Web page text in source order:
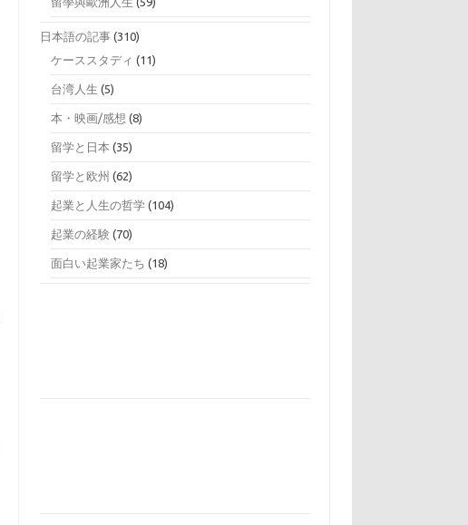
日本語の記事 (310)
ケーススタディ (11)
台湾人生 (5)
本・映画/感想 (8)
留学と日本 (35)
留学と欧州 (62)
起業と人生の哲学 (104)
起業の経験 (70)
面白い起業家たち (18)